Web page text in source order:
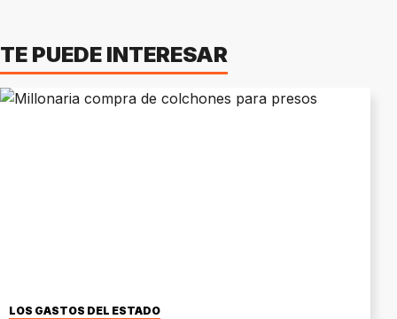
TE PUEDE INTERESAR
LOS GASTOS DEL ESTADO